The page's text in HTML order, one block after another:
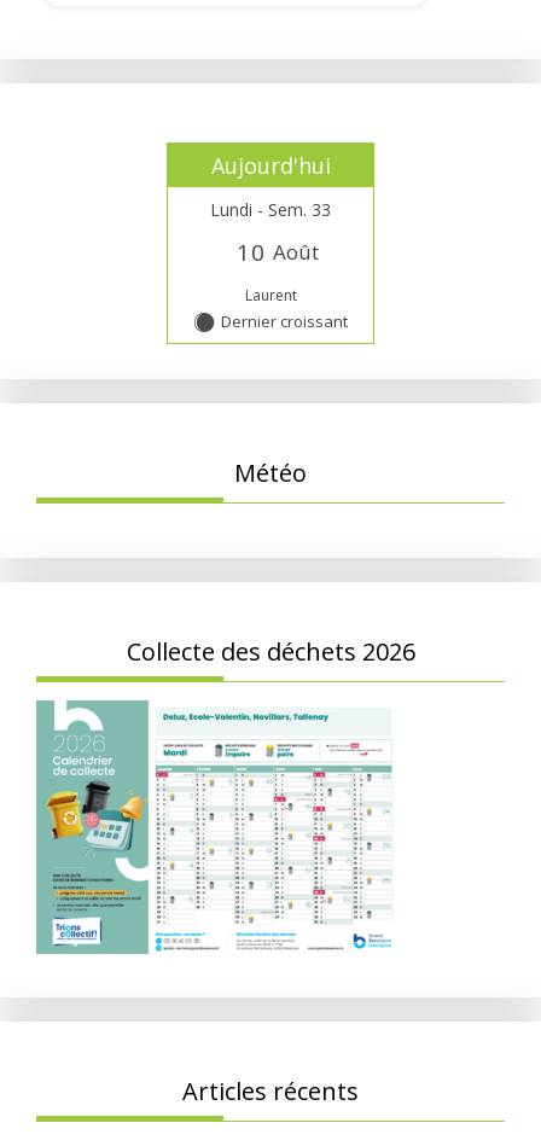
Aujourd'hui
Lundi - Sem. 33
1 0 Août
Laurent
Y Dernier croissant
Météo
Collecte des déchets 2026
Articles récents